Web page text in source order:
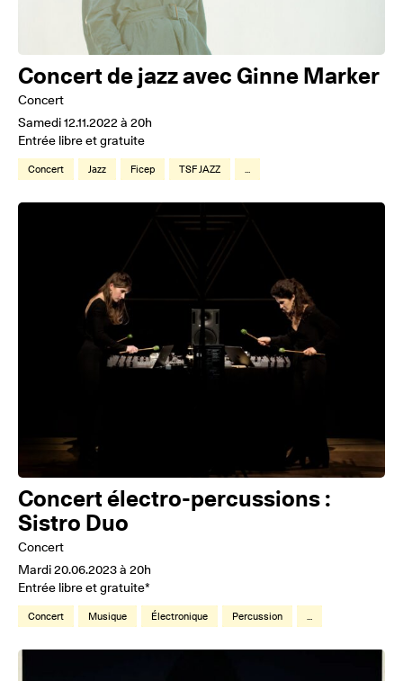
Concert de jazz avec Ginne Marker
Concert
Samedi 12.11.2022 à 20h
Entrée libre et gratuite
Concert Jazz Ficep TSF JAZZ ...
Concert électro-percussions :
Sistro Duo
Concert
Mardi 20.06.2023 à 20h
Entrée libre et gratuite*
Concert Musique Électronique Percussion ...